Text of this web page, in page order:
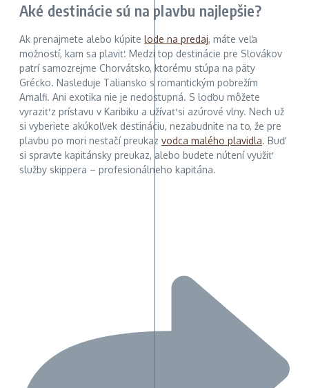
Aké destinácie sú na plavbu najlepšie?
Ak prenajmete alebo kúpite lode na predaj, máte veľa
možností, kam sa plaviť. Medzi top destinácie pre Slovákov
patrí samozrejme Chorvátsko, ktorému stúpa na päty
Grécko. Nasleduje Taliansko s romantickým pobrežím
Amalfi. Ani exotika nie je nedostupná. S loďou môžete
vyraziť z prístavu v Karibiku a užívať si azúrové vlny. Nech už
si vyberiete akúkoľvek destináciu, nezabudnite na to, že pre
plavbu po mori nestačí preukaz vodca malého plavidla. Buď
si spravte kapitánsky preukaz, alebo budete nútení využiť
služby skippera – profesionálneho kapitána.